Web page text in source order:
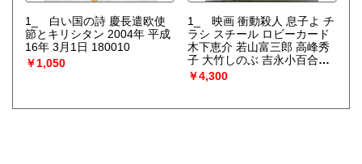
1_ 白い国の詩 慶長遣欧使
節とキリシタン 2004年 平成
16年 3月1日 180010
￥1,050
1_ 映画 衝動殺人 息子よ チ
ラシ スチール ロビーカード
木下恵介 若山富三郎 高峰秀
子 大竹しのぶ 吉永小百合
000419
￥4,300